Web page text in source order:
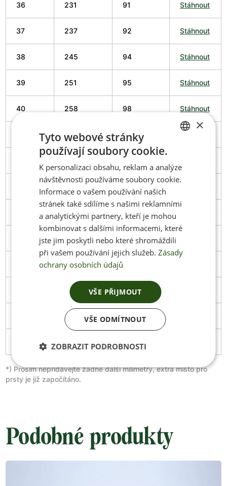
36 231 91 Stáhnout
37 237 92 Stáhnout
38 245 94 Stáhnout
39 251 95 Stáhnout
40 258 98 Stáhnout
266 102
102
286 106
291 106
297
305 111
313 114
*) Prosím nepřidávejte žádné další milimetry, extra místo pro
prsty je již započítáno.
Podobné produkty
ENGLISH
×
Tyto webové stránky
používají soubory cookie.
K personalizaci obsahu, reklam a analýze
návštěvnosti používáme soubory cookie.
Informace o vašem používání našich
stránek také sdílíme s našimi reklamními
a analytickými partnery, kteří je mohou
kombinovat s dalšími informacemi, které
jste jim poskytli nebo které shromáždili
při vašem používání jejich služeb. Zásady
ochrany osobních údajů
VŠE PŘIJMOUT
VŠE ODMÍTNOUT
ZOBRAZIT PODROBNOSTI